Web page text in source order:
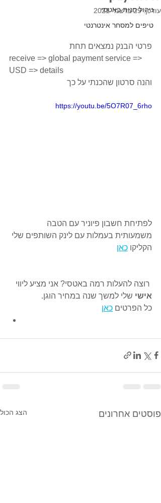
ניהול חנות באטסי
טיפים למסחר אינטרנטי
עודכן:29 בדצמ׳ 2021
פרטי הבנק נמצאים תחת
receive => global payment service =>
USD => details
והנה סרטון שהכנתי על כך
https://youtu.be/5O7R07_6rho
לפתיחת חשבון פיוניר עם הטבה
משמעותית בעמלות עם לינק השותפים שלי
הקליקו כאן
אישי שלי למשך שנה במחיר הוגן.
כל הפרטים כאן
פוסטים אחרונים הצג הכול